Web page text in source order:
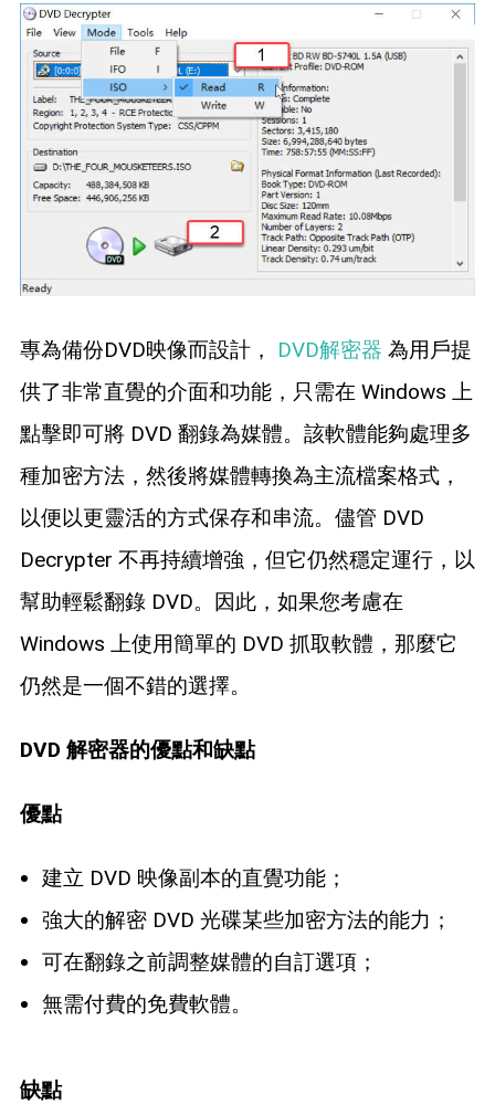
專為備份DVD映像而設計， DVD解密器 為用戶提
供了非常直覺的介面和功能，只需在 Windows 上
點擊即可將 DVD 翻錄為媒體。該軟體能夠處理多
種加密方法，然後將媒體轉換為主流檔案格式，
以便以更靈活的方式保存和串流。儘管 DVD
Decrypter 不再持續增強，但它仍然穩定運行，以
幫助輕鬆翻錄 DVD。因此，如果您考慮在
Windows 上使用簡單的 DVD 抓取軟體，那麼它
仍然是一個不錯的選擇。
DVD 解密器的優點和缺點
優點
建立 DVD 映像副本的直覺功能；
強大的解密 DVD 光碟某些加密方法的能力；
可在翻錄之前調整媒體的自訂選項；
無需付費的免費軟體。
缺點